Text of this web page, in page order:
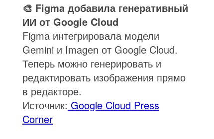
🎨 Figma добавила генеративный
ИИ от Google Cloud
Figma интегрировала модели
Gemini и Imagen от Google Cloud.
Теперь можно генерировать и
редактировать изображения прямо
в редакторе.
Источник: Google Cloud Press
Corner